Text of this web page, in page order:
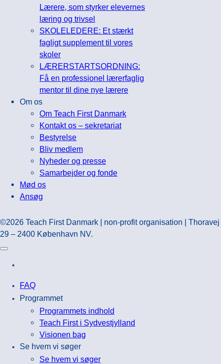
Lærere, som styrker elevernes
læring og trivsel
SKOLELEDERE: Et stærkt
fagligt supplement til vores
skoler
LÆRERSTARTSORDNING:
Få en professionel lærerfaglig
mentor til dine nye lærere
Om os
Om Teach First Danmark
Kontakt os – sekretariat
Bestyrelse
Bliv medlem
Nyheder og presse
Samarbejder og fonde
Mød os
Ansøg
©2026 Teach First Danmark | non-profit organisation | Thoravej
29 – 2400 København NV.
FAQ
Programmet
Programmets indhold
Teach First i Sydvestjylland
Visionen bag
Se hvem vi søger
Se hvem vi søger